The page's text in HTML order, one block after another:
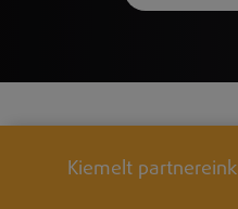
Kiemelt partnereink